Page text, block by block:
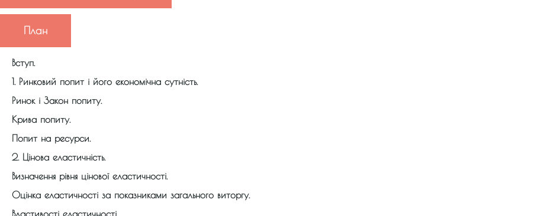
План
Вступ.
1. Ринковий попит і його економічна сутність.
Ринок і Закон попиту.
Крива попиту.
Попит на ресурси.
2. Цінова еластичність.
Визначення рівня цінової еластичності.
Оцінка еластичності за показниками загального виторгу.
Властивості еластичності.